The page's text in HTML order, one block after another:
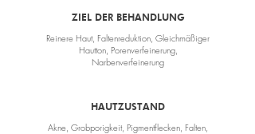
ZIEL DER BEHANDLUNG
Reinere Haut, Faltenreduktion, Gleichmäßiger
Hautton, Porenverfeinerung,
Narbenverfeinerung
HAUTZUSTAND
Akne, Grobporigkeit, Pigmentflecken, Falten,